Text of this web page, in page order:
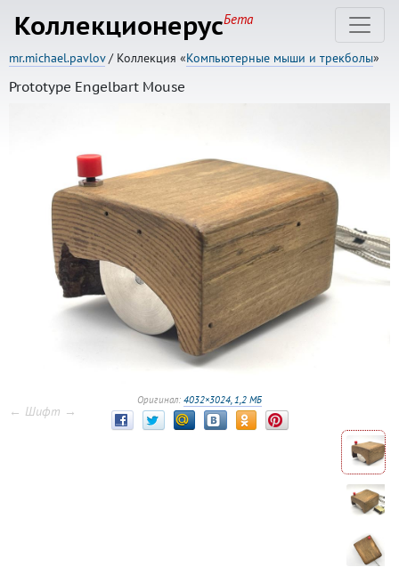
КоллекционерусБета
mr.michael.pavlov/ Коллекция «Компьютерные мыши и трекболы»
Prototype Engelbart Mouse
Оригинал: 4032×3024, 1,2 МБ
← Шифт →